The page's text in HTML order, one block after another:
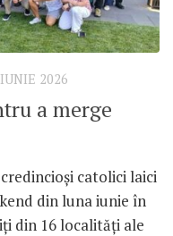
2026
a merge
catolici laici
din luna iunie în
din 16 localități ale